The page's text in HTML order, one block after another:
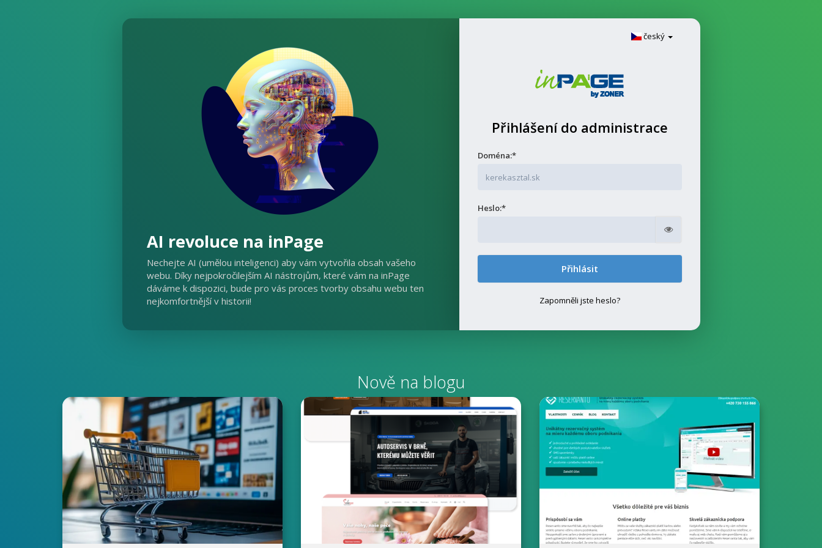
AI revoluce na inPage
Nechejte AI (umělou inteligenci) aby vám vytvořila obsah vašeho
webu. Díky nejpokročilejším AI nástrojům, které vám na inPage
dáváme k dispozici, bude pro vás proces tvorby obsahu webu ten
nejkomfortnější v historii!
český
Přihlášení do administrace
Doména:*
Heslo:*
Zobrazit
Zapomněli jste heslo?
Nově na blogu